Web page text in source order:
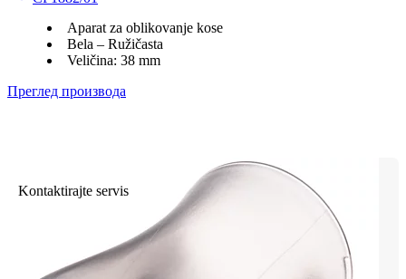
Aparat za oblikovanje kose
Bela – Ružičasta
Veličina: 38 mm
Преглед производа
Kontaktirajte servis